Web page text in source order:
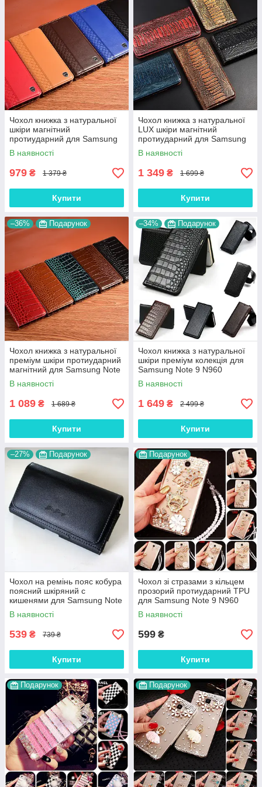
Чохол книжка з натуральної
шкіри магнітний
протиударний для Samsung
Note 9 N960 "BOTTEGA"
В наявності
979 ₴ 1 379 ₴
Купити
Чохол книжка з натуральної
LUX шкіри магнітний
протиударний для Samsung
Note 9 N960 "ZENUS"
В наявності
1 349 ₴ 1 699 ₴
Купити
–36% Подарунок
Чохол книжка з натуральної
преміум шкіри протиударний
магнітний для Samsung Note
9 N960 "CROCODILE"
В наявності
1 089 ₴ 1 689 ₴
Купити
–34% Подарунок
Чохол книжка з натуральної
шкіри преміум колекція для
Samsung Note 9 N960
"SIGNATURE"
В наявності
1 649 ₴ 2 499 ₴
Купити
–27% Подарунок
Чохол на ремінь пояс кобура
поясний шкіряний c
кишенями для Samsung Note
9 N960 "RAMOS"
В наявності
539 ₴ 739 ₴
Купити
Подарунок
Чохол зі стразами з кільцем
прозорий протиударний TPU
для Samsung Note 9 N960
"ROYALER"
В наявності
599 ₴
Купити
Подарунок Подарунок